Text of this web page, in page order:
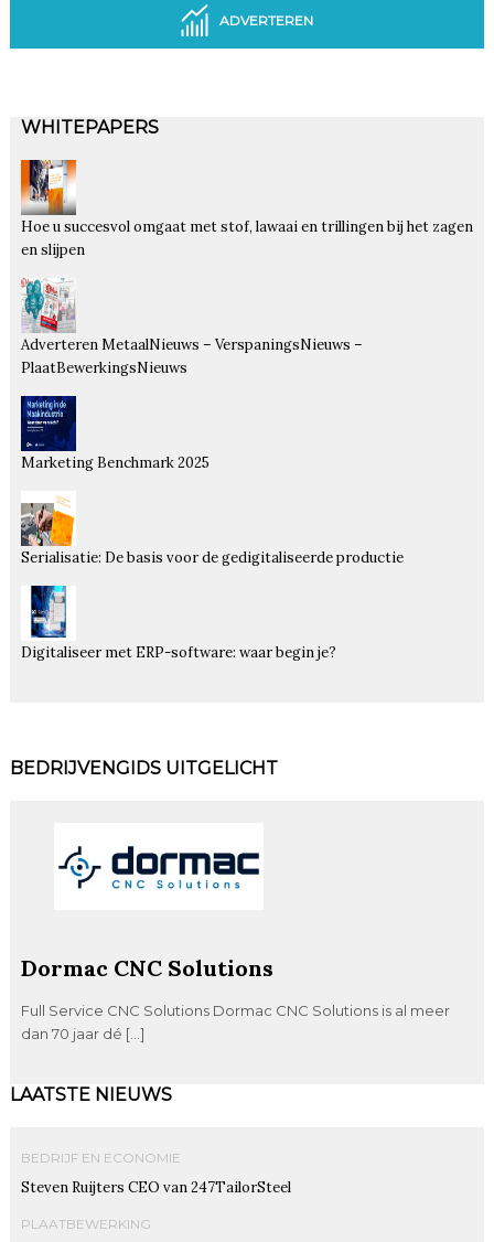
ADVERTEREN
WHITEPAPERS
Hoe u succesvol omgaat met stof, lawaai en trillingen bij het zagen
en slijpen
Adverteren MetaalNieuws – VerspaningsNieuws –
PlaatBewerkingsNieuws
Marketing Benchmark 2025
Serialisatie: De basis voor de gedigitaliseerde productie
Digitaliseer met ERP-software: waar begin je?
BEDRIJVENGIDS UITGELICHT
Dormac CNC Solutions
Full Service CNC Solutions Dormac CNC Solutions is al meer
dan 70 jaar dé […]
LAATSTE NIEUWS
BEDRIJF EN ECONOMIE
Steven Ruijters CEO van 247TailorSteel
PLAATBEWERKING